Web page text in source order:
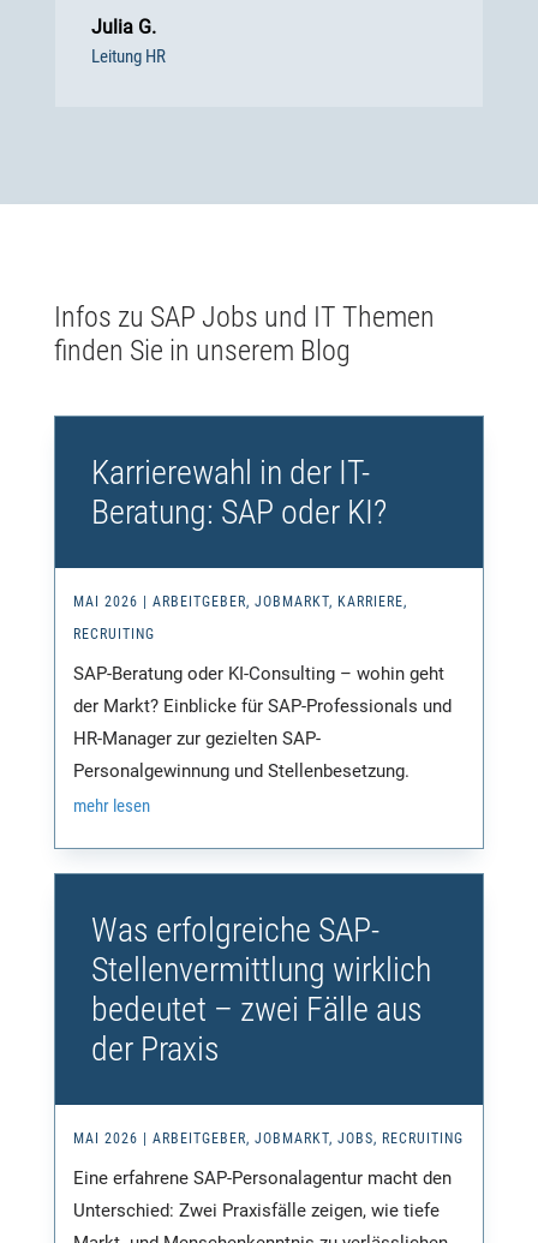
Julia G.
Leitung HR
Infos zu SAP Jobs und IT Themen
finden Sie in unserem Blog
Karrierewahl in der IT-
Beratung: SAP oder KI?
MAI 2026 | ARBEITGEBER, JOBMARKT, KARRIERE,
RECRUITING
SAP-Beratung oder KI-Consulting – wohin geht
der Markt? Einblicke für SAP-Professionals und
HR-Manager zur gezielten SAP-
Personalgewinnung und Stellenbesetzung.
mehr lesen
Was erfolgreiche SAP-
Stellenvermittlung wirklich
bedeutet – zwei Fälle aus
der Praxis
MAI 2026 | ARBEITGEBER, JOBMARKT, JOBS, RECRUITING
Eine erfahrene SAP-Personalagentur macht den
Unterschied: Zwei Praxisfälle zeigen, wie tiefe